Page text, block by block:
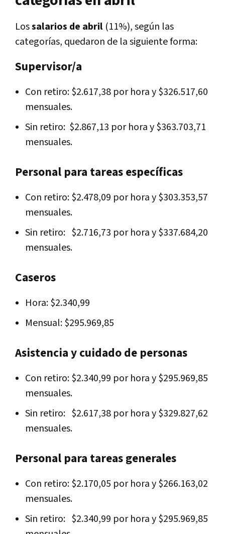
Lossalarios de abril (11%), según las
categorías, quedaron de la siguiente forma:
Supervisor/a
Con retiro: $2.617,38 por hora y $326.517,60
mensuales.
Sin retiro: $2.867,13 por hora y $363.703,71
mensuales.
Personal para tareas específicas
Con retiro: $2.478,09 por hora y $303.353,57
mensuales.
Sin retiro: $2.716,73 por hora y $337.684,20
mensuales.
Caseros
Hora: $2.340,99
Mensual: $295.969,85
Asistencia y cuidado de personas
Con retiro: $2.340,99 por hora y $295.969,85
mensuales.
Sin retiro: $2.617,38 por hora y $329.827,62
mensuales.
Personal para tareas generales
Con retiro: $2.170,05 por hora y $266.163,02
mensuales.
Sin retiro: $2.340,99 por hora y $295.969,85